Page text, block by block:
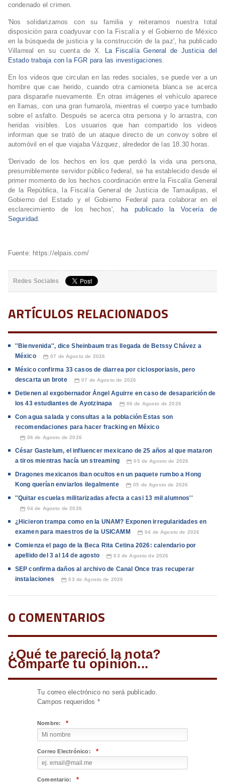
condenado el crimen.
'Nos solidarizamos con su familia y reiteramos nuestra total
disposición para coadyuvar con la Fiscalía y el Gobierno de México
en la búsqueda de justicia y la construcción de la paz', ha publicado
Villarreal en su cuenta de X.
La Fiscalía General de Justicia del
Estado trabaja con la FGR para las investigaciones.
En los videos que circulan en las redes sociales, se puede ver a un
hombre que cae herido, cuando otra camioneta blanca se acerca
para dispararle nuevamente. En otras imágenes el vehículo aparece
en llamas, con una gran fumarola, mientras el cuerpo yace tumbado
sobre el asfalto. Después se acerca otra persona y lo arrastra, con
heridas visibles. Los usuarios que han compartido los videos
informan que se trató de un ataque directo de un convoy sobre el
automóvil en el que viajaba Vázquez, alrededor de las 18.30 horas.
'Derivado de los hechos en los que perdió la vida una persona,
presumiblemente servidor público federal, se ha establecido desde el
primer momento de los hechos coordinación entre la Fiscalía General
de la República, la Fiscalía General de Justicia de Tamaulipas, el
Gobierno del Estado y el Gobierno Federal para colaborar en el
esclarecimiento de los hechos',
ha publicado la Vocería de
Seguridad.
Fuente: https://elpais.com/
Redes Sociales
ARTÍCULOS RELACIONADOS
''Bienvenida'', dice Sheinbaum tras llegada de Betssy Chávez a
México
📅 07 de Agosto de 2026
México confirma 33 casos de diarrea por ciclosporiasis, pero
descarta un brote
📅 07 de Agosto de 2026
Detienen al exgobernador Ángel Aguirre en caso de desaparición de
los 43 estudiantes de Ayotzinapa
📅 06 de Agosto de 2026
Con agua salada y consultas a la población Estas son
recomendaciones para hacer fracking en México
📅 06 de Agosto de 2026
César Gastelum, el influencer mexicano de 25 años al que mataron
a tiros mientras hacía un streaming
📅 05 de Agosto de 2026
Dragones mexicanos iban ocultos en un paquete rumbo a Hong
Kong querían enviarlos ilegalmente
📅 05 de Agosto de 2026
''Quitar escuelas militarizadas afecta a casi 13 mil alumnos''
📅 04 de Agosto de 2026
¿Hicieron trampa como en la UNAM? Exponen irregularidades en
examen para maestros de la USICAMM
📅 04 de Agosto de 2026
Comienza el pago de la Beca Rita Cetina 2026: calendario por
apellido del 3 al 14 de agosto
📅 03 de Agosto de 2026
SEP confirma daños al archivo de Canal Once tras recuperar
instalaciones
📅 03 de Agosto de 2026
0 COMENTARIOS
¿Qué te pareció la nota?
Comparte tu opinión...
Tu correo electrónico no será publicado.
Campos requeridos *
Nombre: *
Correo Electrónico: *
Comentario: *